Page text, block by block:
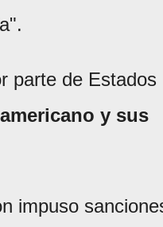
parte de Estados
y sus
impuso